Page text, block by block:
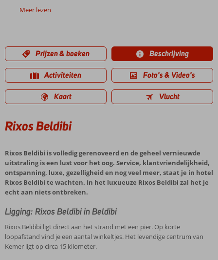
Meer lezen
Prijzen & boeken Beschrijving
Activiteiten Foto's & Video's
Kaart Vlucht
Rixos Beldibi
Rixos Beldibi is volledig gerenoveerd en de geheel vernieuwde
uitstraling is een lust voor het oog. Service, klantvriendelijkheid,
ontspanning, luxe, gezelligheid en nog veel meer, staat je in hotel
Rixos Beldibi te wachten. In het luxueuze Rixos Beldibi zal het je
echt aan niets ontbreken.
Ligging: Rixos Beldibi in Beldibi
Rixos Beldibi ligt direct aan het strand met een pier. Op korte
loopafstand vind je een aantal winkeltjes. Het levendige centrum van
Kemer ligt op circa 15 kilometer.